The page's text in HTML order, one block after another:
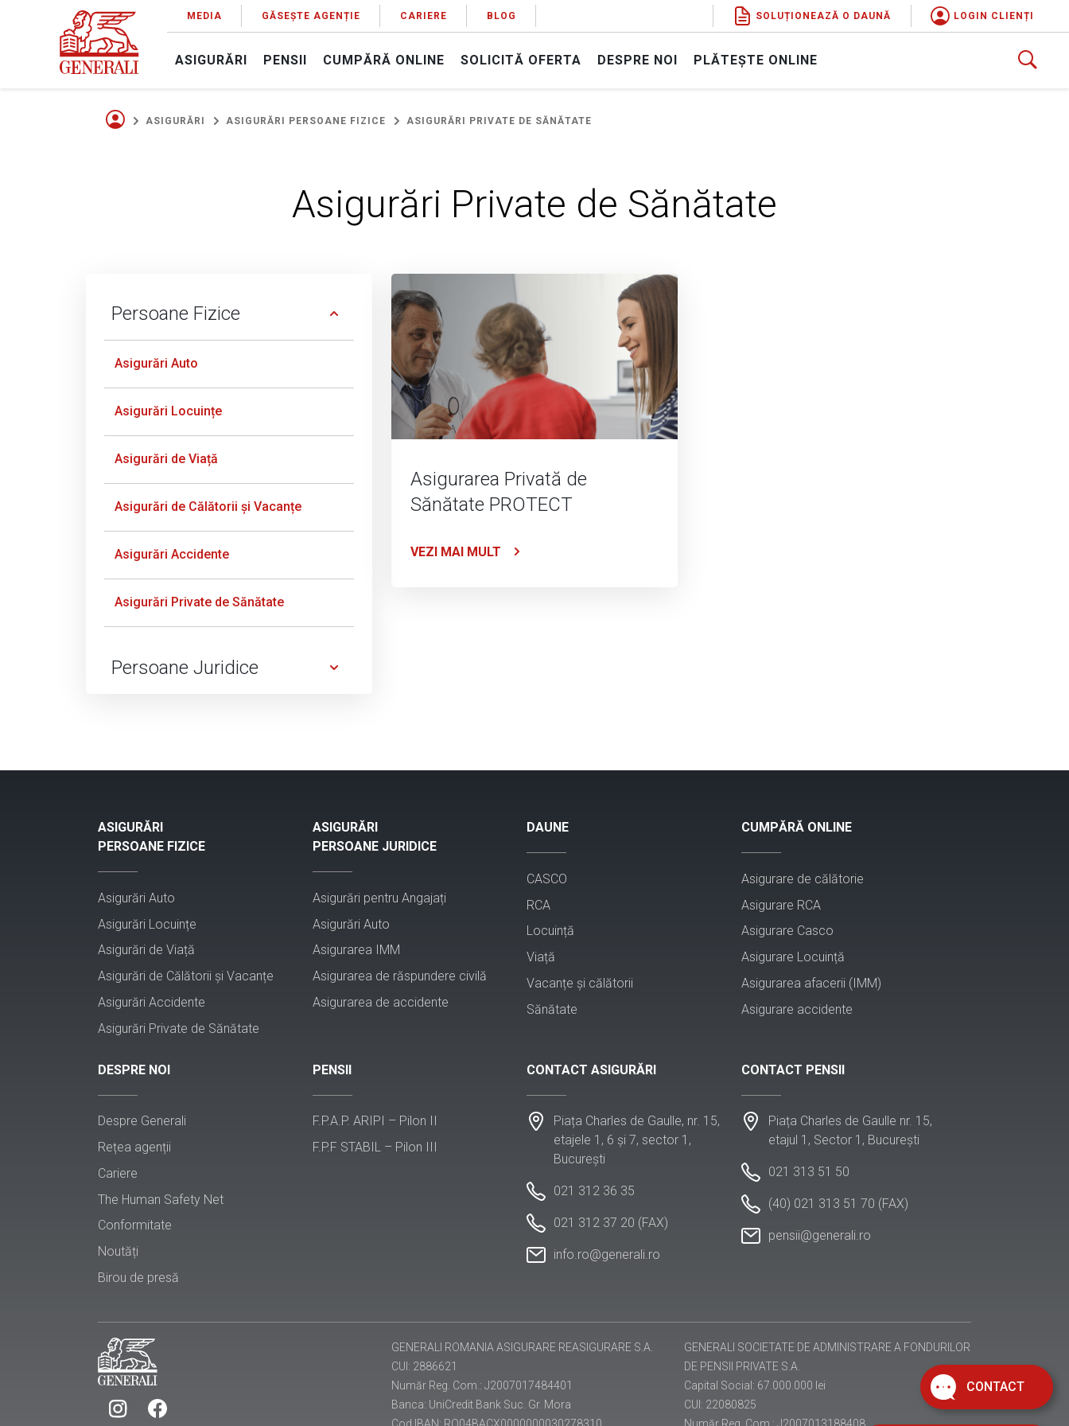
MEDIA GĂSEȘTE AGENȚIE CARIERE BLOG SOLUȚIONEAZĂ O DAUNĂ LOGIN CLIENȚI
ASIGURĂRI PENSII CUMPĂRĂ ONLINE SOLICITĂ OFERTA DESPRE NOI PLĂTEȘTE ONLINE
ASIGURĂRI ASIGURĂRI PERSOANE FIZICE ASIGURĂRI PRIVATE DE SĂNĂTATE
Asigurări Private de Sănătate
Persoane Fizice
Asigurări Auto
Asigurări Locuințe
Asigurări de Viață
Asigurări de Călătorii și Vacanțe
Asigurări Accidente
Asigurări Private de Sănătate
Persoane Juridice
Asigurarea de accidente
Asigurarea Privată de
Sănătate PROTECT
VEZI MAI MULT
ASIGURĂRI
PERSOANE FIZICE
Asigurări Auto
Asigurări Locuințe
Asigurări de Viață
Asigurări de Călătorii și Vacanțe
Asigurări Accidente
Asigurări Private de Sănătate
ASIGURĂRI
PERSOANE JURIDICE
Asigurări pentru Angajați
Asigurări Auto
Asigurarea IMM
Asigurarea de răspundere civilă
Asigurarea de accidente
DAUNE
CASCO
RCA
Locuință
Viață
Vacanțe și călătorii
Sănătate
CUMPĂRĂ ONLINE
Asigurare de călătorie
Asigurare RCA
Asigurare Casco
Asigurare Locuință
Asigurarea afacerii (IMM)
Asigurare accidente
DESPRE NOI
Despre Generali
Rețea agenții
Cariere
The Human Safety Net
Conformitate
Noutăți
Birou de presă
PENSII
F.P.A.P. ARIPI – Pilon II
F.P.F STABIL – Pilon III
CONTACT ASIGURĂRI
Piața Charles de Gaulle, nr. 15,
etajele 1, 6 și 7, sector 1,
București
021 312 36 35
021 312 37 20 (FAX)
info.ro@generali.ro
CONTACT PENSII
Piața Charles de Gaulle nr. 15,
etajul 1, Sector 1, București
021 313 51 50
(40) 021 313 51 70 (FAX)
pensii@generali.ro
GENERALI ROMANIA ASIGURARE REASIGURARE S.A.
CUI: 2886621
Număr Reg. Com.: J2007017484401
Banca: UniCredit Bank Suc. Gr. Mora
GENERALI SOCIETATE DE ADMINISTRARE A FONDURILOR
DE PENSII PRIVATE S.A.
Capital Social: 67.000.000 lei
CUI: 22080825
CONTACT